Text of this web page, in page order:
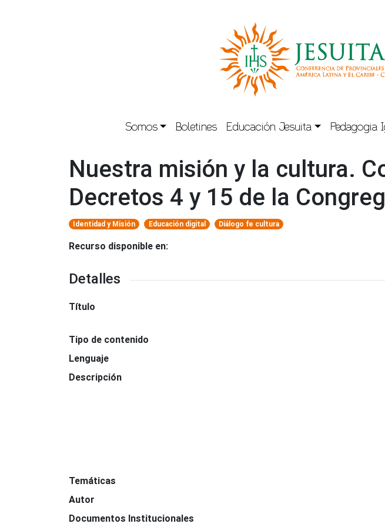
Somos Boletines Educación Jesuita Pedagogia
Nuestra misión y la cultura.
Decretos 4 y 15 de la
Identidad y Misión Educación digital Diálogo fe cultura
Recurso disponible en:
Detalles
Título
Tipo de contenido
Lenguaje
Descripción
Temáticas
Autor
Documentos Institucionales